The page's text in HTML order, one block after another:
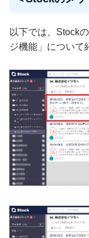
以下では、Stock
ジ機能」について